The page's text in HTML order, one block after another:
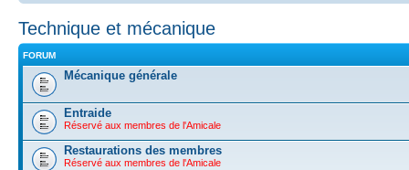
Technique et mécanique
FORUM
Mécanique générale
Entraide
Réservé aux membres de l'Amicale
Restaurations des membres
Réservé aux membres de l'Amicale